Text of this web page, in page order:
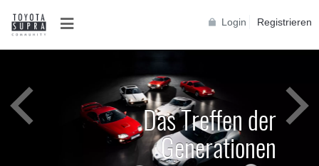
Login Registrieren
Das Treffen der
Generationen